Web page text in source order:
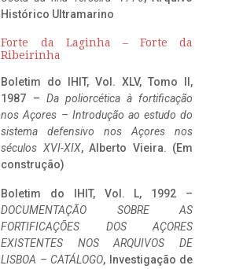
Histórico Ultramarino
Forte da Laginha – Forte da
Ribeirinha
Boletim do IHIT, Vol. XLV, Tomo II,
1987 – Da poliorcética à fortificação
nos Açores – Introdução ao estudo do
sistema defensivo nos Açores nos
séculos XVI-XIX, Alberto Vieira. (Em
construção)
Boletim do IHIT, Vol. L, 1992 –
DOCUMENTAÇÃO SOBRE AS
FORTIFICAÇÕES DOS AÇORES
EXISTENTES NOS ARQUIVOS DE
LISBOA – CATÁLOGO, Investigação de